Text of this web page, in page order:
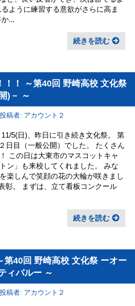
ように練習する意欲がさらに高ま
...
続きを読む
！！ ～第40回 野崎高校 文化祭
)－ ～
投稿者: アカウント２
5(日)、昨日に引き続き文化祭。 第
日目（一般公開）でした。 たくさん
この日は大東市のマスコットキャ
ン」も来校してくれました。 みな
楽しんで笑顔の花の大輪が咲きまし
彰。 まずは、立て看板コンクール
続きを読む
40回 野崎高校 文化祭 ーオー
ィバルー ～
投稿者: アカウント２